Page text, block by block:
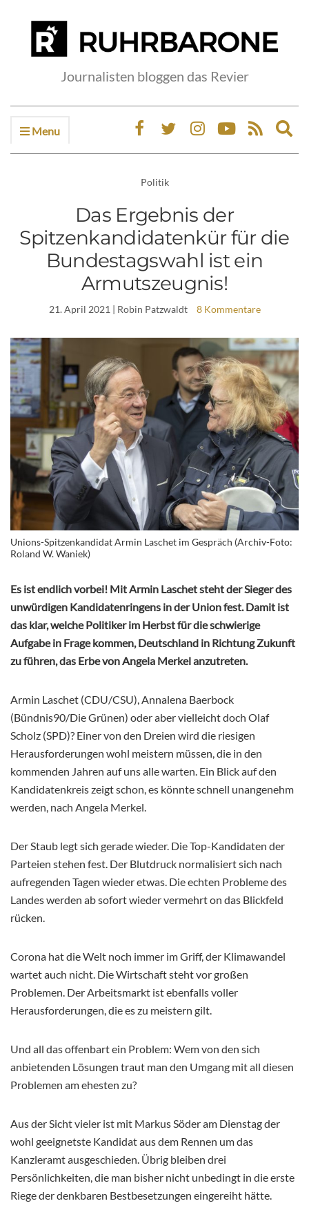
Journalisten bloggen das Revier
Menu
Politik
Das Ergebnis der
Spitzenkandidatenkür für die
Bundestagswahl ist ein
Armutszeugnis!
21. April 2021 | Robin Patzwaldt 8 Kommentare
Unions-Spitzenkandidat Armin Laschet im Gespräch (Archiv-Foto:
Roland W. Waniek)
Es ist endlich vorbei! Mit Armin Laschet steht der Sieger des
unwürdigen Kandidatenringens in der Union fest. Damit ist
das klar, welche Politiker im Herbst für die schwierige
Aufgabe in Frage kommen, Deutschland in Richtung Zukunft
zu führen, das Erbe von Angela Merkel anzutreten.
Armin Laschet (CDU/CSU), Annalena Baerbock
(Bündnis90/Die Grünen) oder aber vielleicht doch Olaf
Scholz (SPD)? Einer von den Dreien wird die riesigen
Herausforderungen wohl meistern müssen, die in den
kommenden Jahren auf uns alle warten. Ein Blick auf den
Kandidatenkreis zeigt schon, es könnte schnell unangenehm
werden, nach Angela Merkel.
Der Staub legt sich gerade wieder. Die Top-Kandidaten der
Parteien stehen fest. Der Blutdruck normalisiert sich nach
aufregenden Tagen wieder etwas. Die echten Probleme des
Landes werden ab sofort wieder vermehrt on das Blickfeld
rücken.
Corona hat die Welt noch immer im Griff, der Klimawandel
wartet auch nicht. Die Wirtschaft steht vor großen
Problemen. Der Arbeitsmarkt ist ebenfalls voller
Herausforderungen, die es zu meistern gilt.
Und all das offenbart ein Problem: Wem von den sich
anbietenden Lösungen traut man den Umgang mit all diesen
Problemen am ehesten zu?
Aus der Sicht vieler ist mit Markus Söder am Dienstag der
wohl geeignetste Kandidat aus dem Rennen um das
Kanzleramt ausgeschieden. Übrig bleiben drei
Persönlichkeiten, die man bisher nicht unbedingt in die erste
Riege der denkbaren Bestbesetzungen eingereiht hätte.